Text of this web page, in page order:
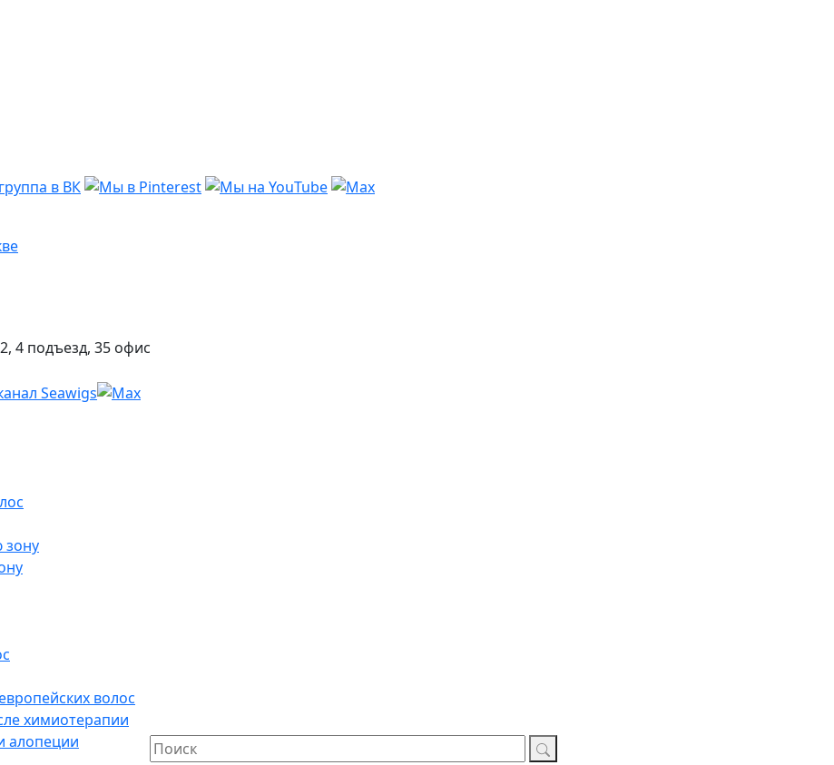
4 подъезд, 35 офис
зону
волос
химиотерапии
алопеции